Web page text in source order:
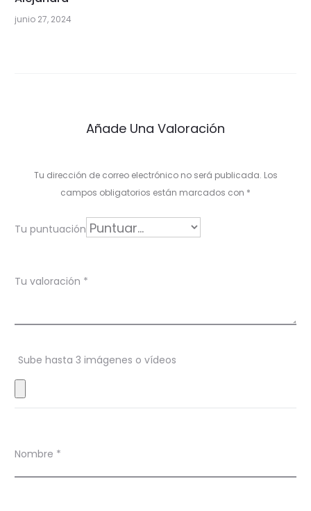
1
i
n
n
N
e
k
o
junio 27, 2024
Añade Una Valoración
Tu dirección de correo electrónico no será publicada. Los
campos obligatorios están marcados con *
Tu puntuación
Tu valoración *
Sube hasta 3 imágenes o vídeos
Nombre *